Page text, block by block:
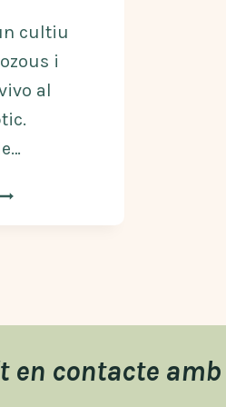
cultiu
i
al
CULTIU
en contacte